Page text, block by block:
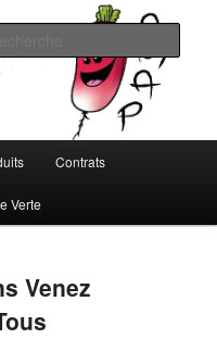
Contrats
Verte
Venez